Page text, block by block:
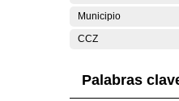
Municipio
CCZ
Palabras